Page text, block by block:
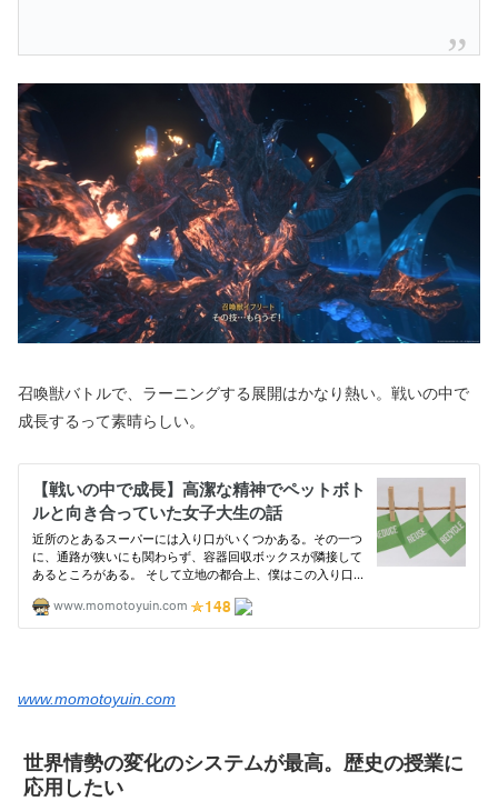
召喚獣バトルで、ラーニングする展開はかなり熱い。戦いの中で
成長するって素晴らしい。
www.momotoyuin.com
世界情勢の変化のシステムが最高。歴史の授業に
応用したい